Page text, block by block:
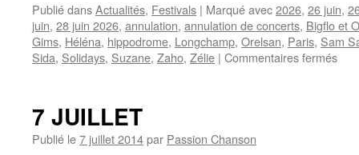
Publié dansActualités, Festivals | Marqué avec2026, 26 juin,
juin, 28 juin 2026, annulation, annulation de concerts, Bigflo et
Gims, Héléna, hippodrome, Longchamp, Orelsan, Paris, Sam
Sida, Solidays, Suzane, Zaho, Zélie | Commentaires ferméssur
7 JUILLET
Publié le7 juillet 2014par Passion Chanson